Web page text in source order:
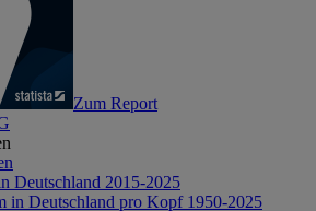
Zum Report
Deutschland 2015-2025
in Deutschland pro Kopf 1950-2025